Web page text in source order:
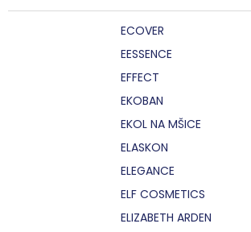
ECOVER
EESSENCE
EFFECT
EKOBAN
EKOL NA MŠICE
ELASKON
ELEGANCE
ELF COSMETICS
ELIZABETH ARDEN